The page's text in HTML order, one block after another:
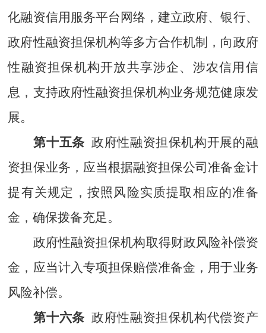
化融资信用服务平台网络，建立政府、银行、
政府性融资担保机构等多方合作机制， 向政府
性融资担保机构开放共享涉企、涉农信用信
息，支持政府性融资担保机构业务规范健康发
展。
第十五条 政府性融资担保机构开展的融
资担保业务，应当根据融资担保公司准备金计
提有关规定，按照风险实质提取相应的准备
金，确保拨备充足。
政府性融资担保机构取得财政风险补偿资
金，应当计入专项担保赔偿准备金，用于业务
风险补偿。
第十六条 政府性融资担保机构代偿资产